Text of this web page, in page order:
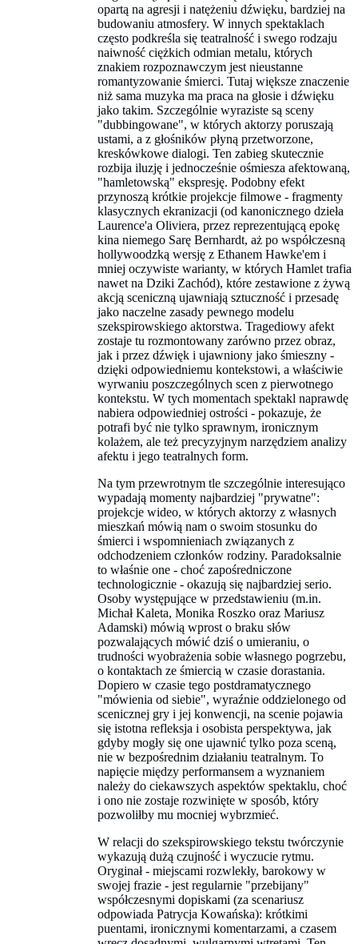
opartą na agresji i natężeniu dźwięku, bardziej na
budowaniu atmosfery. W innych spektaklach
często podkreśla się teatralność i swego rodzaju
naiwność ciężkich odmian metalu, których
znakiem rozpoznawczym jest nieustanne
romantyzowanie śmierci. Tutaj większe znaczenie
niż sama muzyka ma praca na głosie i dźwięku
jako takim. Szczególnie wyraziste są sceny
"dubbingowane", w których aktorzy poruszają
ustami, a z głośników płyną przetworzone,
kreskówkowe dialogi. Ten zabieg skutecznie
rozbija iluzję i jednocześnie ośmiesza afektowaną,
"hamletowską" ekspresję. Podobny efekt
przynoszą krótkie projekcje filmowe - fragmenty
klasycznych ekranizacji (od kanonicznego dzieła
Laurence'a Oliviera, przez reprezentującą epokę
kina niemego Sarę Bernhardt, aż po współczesną
hollywoodzką wersję z Ethanem Hawke'em i
mniej oczywiste warianty, w których Hamlet trafia
nawet na Dziki Zachód), które zestawione z żywą
akcją sceniczną ujawniają sztuczność i przesadę
jako naczelne zasady pewnego modelu
szekspirowskiego aktorstwa. Tragediowy afekt
zostaje tu rozmontowany zarówno przez obraz,
jak i przez dźwięk i ujawniony jako śmieszny -
dzięki odpowiedniemu kontekstowi, a właściwie
wyrwaniu poszczególnych scen z pierwotnego
kontekstu. W tych momentach spektakl naprawdę
nabiera odpowiedniej ostrości - pokazuje, że
potrafi być nie tylko sprawnym, ironicznym
kolażem, ale też precyzyjnym narzędziem analizy
afektu i jego teatralnych form.
Na tym przewrotnym tle szczególnie interesująco
wypadają momenty najbardziej "prywatne":
projekcje wideo, w których aktorzy z własnych
mieszkań mówią nam o swoim stosunku do
śmierci i wspomnieniach związanych z
odchodzeniem członków rodziny. Paradoksalnie
to właśnie one - choć zapośredniczone
technologicznie - okazują się najbardziej serio.
Osoby występujące w przedstawieniu (m.in.
Michał Kaleta, Monika Roszko oraz Mariusz
Adamski) mówią wprost o braku słów
pozwalających mówić dziś o umieraniu, o
trudności wyobrażenia sobie własnego pogrzebu,
o kontaktach ze śmiercią w czasie dorastania.
Dopiero w czasie tego postdramatycznego
"mówienia od siebie", wyraźnie oddzielonego od
scenicznej gry i jej konwencji, na scenie pojawia
się istotna refleksja i osobista perspektywa, jak
gdyby mogły się one ujawnić tylko poza sceną,
nie w bezpośrednim działaniu teatralnym. To
napięcie między performansem a wyznaniem
należy do ciekawszych aspektów spektaklu, choć
i ono nie zostaje rozwinięte w sposób, który
pozwoliłby mu mocniej wybrzmieć.
W relacji do szekspirowskiego tekstu twórczynie
wykazują dużą czujność i wyczucie rytmu.
Oryginał - miejscami rozwlekły, barokowy w
swojej frazie - jest regularnie "przebijany"
współczesnymi dopiskami (za scenariusz
odpowiada Patrycja Kowańska): krótkimi
puentami, ironicznymi komentarzami, a czasem